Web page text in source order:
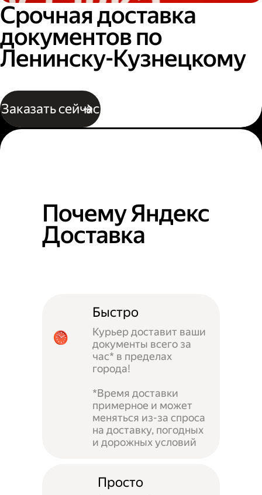
Срочная доставка
документов по
Ленинску-Кузнецкому
Заказать сейчас
Почему Яндекс
Доставка
Быстро
Курьер доставит ваши
документы всего за
час* в пределах
города!
*Время доставки
примерное и может
меняться из-за спроса
на доставку, погодных
и дорожных условий
Просто